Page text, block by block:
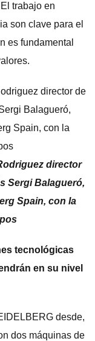
trabajo en
son clave para el
es fundamental
director
Sergi Balagueró,
Spain, con la
tecnológicas
en su nivel
desde,
dos máquinas de